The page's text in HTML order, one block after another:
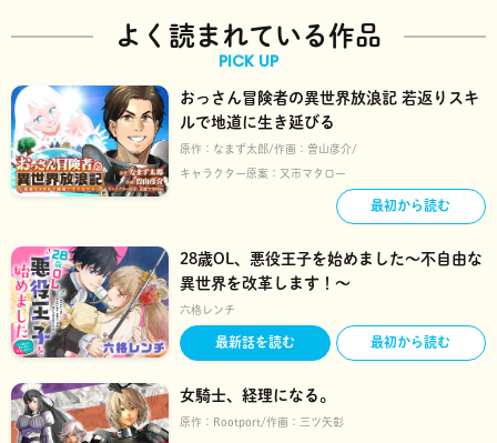
よく読まれている作品
PICK UP
おっさん冒険者の異世界放浪記 若返りスキ
ルで地道に生き延びる
原作： なまず太郎 作画： 曽山彦介
キャラクター原案： 又市マタロー
最初から読む
28歳OL、悪役王子を始めました～不自由な
異世界を改革します！～
六格レンチ
最新話を読む 最初から読む
女騎士、経理になる。
原作： Rootport 作画： 三ツ矢彰